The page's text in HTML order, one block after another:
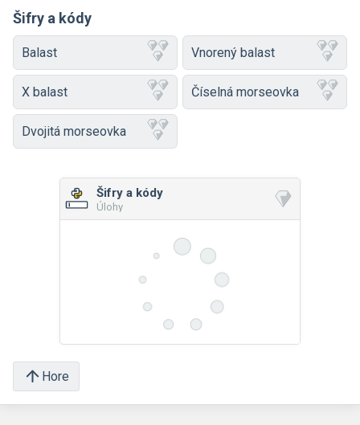
Šifry a kódy
Balast Vnorený balast
X balast Číselná morseovka
Dvojitá morseovka
Šifry a kódy
Úlohy
Hore